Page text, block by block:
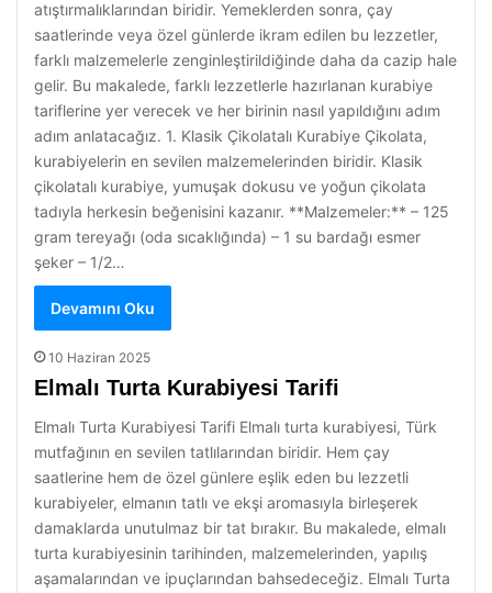
atıştırmalıklarından biridir. Yemeklerden sonra, çay
saatlerinde veya özel günlerde ikram edilen bu lezzetler,
farklı malzemelerle zenginleştirildiğinde daha da cazip hale
gelir. Bu makalede, farklı lezzetlerle hazırlanan kurabiye
tariflerine yer verecek ve her birinin nasıl yapıldığını adım
adım anlatacağız. 1. Klasik Çikolatalı Kurabiye Çikolata,
kurabiyelerin en sevilen malzemelerinden biridir. Klasik
çikolatalı kurabiye, yumuşak dokusu ve yoğun çikolata
tadıyla herkesin beğenisini kazanır. **Malzemeler:** – 125
gram tereyağı (oda sıcaklığında) – 1 su bardağı esmer
şeker – 1/2…
Devamını Oku
10 Haziran 2025
Elmalı Turta Kurabiyesi Tarifi
Elmalı Turta Kurabiyesi Tarifi Elmalı turta kurabiyesi, Türk
mutfağının en sevilen tatlılarından biridir. Hem çay
saatlerine hem de özel günlere eşlik eden bu lezzetli
kurabiyeler, elmanın tatlı ve ekşi aromasıyla birleşerek
damaklarda unutulmaz bir tat bırakır. Bu makalede, elmalı
turta kurabiyesinin tarihinden, malzemelerinden, yapılış
aşamalarından ve ipuçlarından bahsedeceğiz. Elmalı Turta